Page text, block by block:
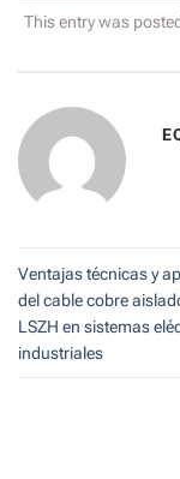
This entry was
Ventajas técnicas y
del cable cobre
LSZH en sistemas
industriales